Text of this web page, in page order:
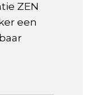
ZEN
een